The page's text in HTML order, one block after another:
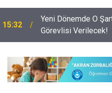
15:32
Yeni Dönemde O
Görevlisi Verilecek!